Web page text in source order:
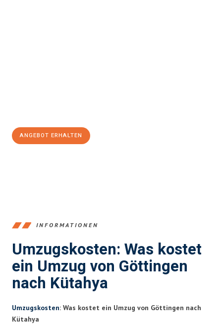
ANGEBOT ERHALTEN
INFORMATIONEN
Umzugskosten: Was kostet
ein Umzug von Göttingen
nach Kütahya
Umzugskosten: Was kostet ein Umzug von Göttingen nach
Kütahya